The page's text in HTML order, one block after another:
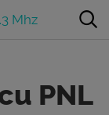
Mhz
PNL